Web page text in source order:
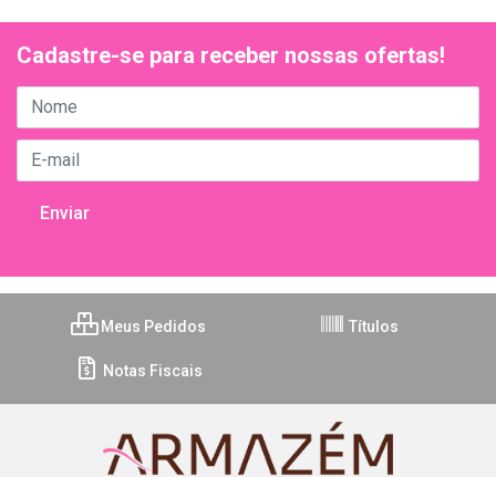
Cadastre-se para receber nossas ofertas!
Meus Pedidos Títulos
Notas Fiscais